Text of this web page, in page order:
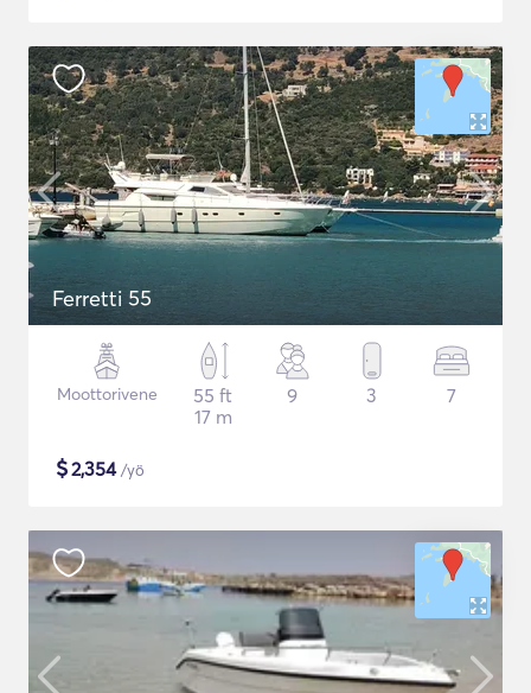
Ferretti 55
Moottorivene
55 ft
17 m
9 3 7
$2,354/yö